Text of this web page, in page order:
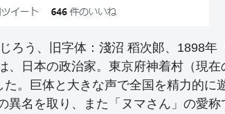
ろう、旧字体：淺沼 稻次郞、1898年
、日本の政治家。東京府神着村（現
。巨体と大きな声で全国を精力的に
異名を取り、また「ヌマさん」の愛